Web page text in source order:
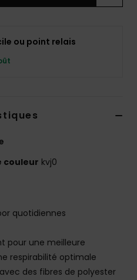
ou point relais
couleur kvj0
quotidiennes
pour une meilleure
respirabilité optimale
des fibres de polyester